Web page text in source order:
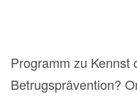
Programm zu Kennst
Betrugsprävention?